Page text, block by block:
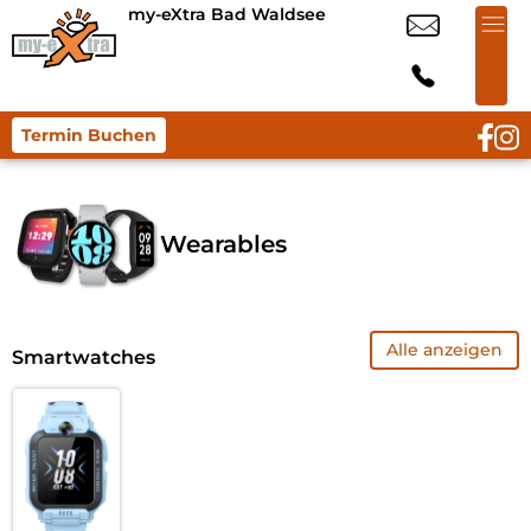
my-eXtra Bad Waldsee
Termin Buchen
Wearables
Smartwatches Alle anzeigen